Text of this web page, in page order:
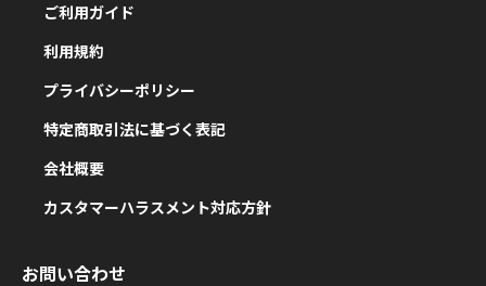
ご利用ガイド
利用規約
プライバシーポリシー
特定商取引法に基づく表記
会社概要
カスタマーハラスメント対応方針
お問い合わせ